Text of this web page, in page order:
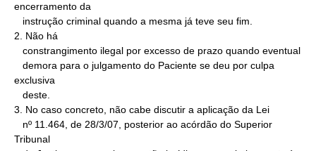
encerramento da
2. Não há
exclusiva
3. No caso concreto, não cabe discutir a aplicação da Lei
Tribunal